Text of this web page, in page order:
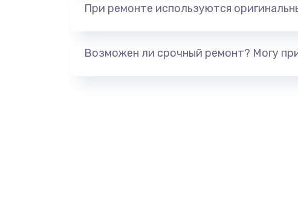
При ремонте используются
Возможен ли срочный ремонт? Могу